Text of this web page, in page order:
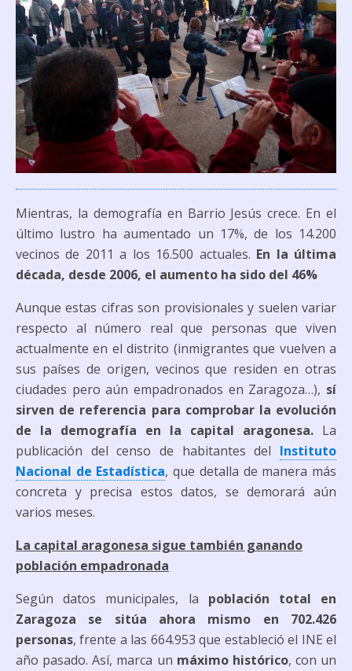
Mientras, la demografía en Barrio Jesús crece. En el
último lustro ha aumentado un 17%, de los 14.200
vecinos de 2011 a los 16.500 actuales. En la última
década, desde 2006, el aumento ha sido del 46%
Aunque estas cifras son provisionales y suelen variar
respecto al número real que personas que viven
actualmente en el distrito (inmigrantes que vuelven a
sus países de origen, vecinos que residen en otras
ciudades pero aún empadronados en Zaragoza…), sí
sirven de referencia para comprobar la evolución
de la demografía en la capital aragonesa. La
publicación del censo de habitantes del Instituto
Nacional de Estadística, que detalla de manera más
concreta y precisa estos datos, se demorará aún
varios meses.
La capital aragonesa sigue también ganando
población empadronada
Según datos municipales, la población total en
Zaragoza se sitúa ahora mismo en 702.426
personas, frente a las 664.953 que estableció el INE el
año pasado. Así, marca un máximo histórico, con un